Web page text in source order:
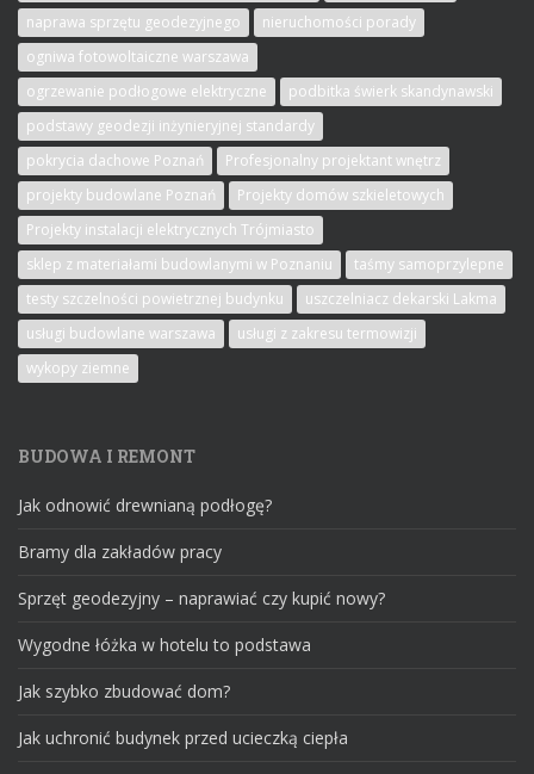
naprawa sprzętu geodezyjnego
nieruchomości porady
ogniwa fotowoltaiczne warszawa
ogrzewanie podłogowe elektryczne
podbitka świerk skandynawski
podstawy geodezji inżynieryjnej standardy
pokrycia dachowe Poznań
Profesjonalny projektant wnętrz
projekty budowlane Poznań
Projekty domów szkieletowych
Projekty instalacji elektrycznych Trójmiasto
sklep z materiałami budowlanymi w Poznaniu
taśmy samoprzylepne
testy szczelności powietrznej budynku
uszczelniacz dekarski Lakma
usługi budowlane warszawa
usługi z zakresu termowizji
wykopy ziemne
BUDOWA I REMONT
Jak odnowić drewnianą podłogę?
Bramy dla zakładów pracy
Sprzęt geodezyjny – naprawiać czy kupić nowy?
Wygodne łóżka w hotelu to podstawa
Jak szybko zbudować dom?
Jak uchronić budynek przed ucieczką ciepła